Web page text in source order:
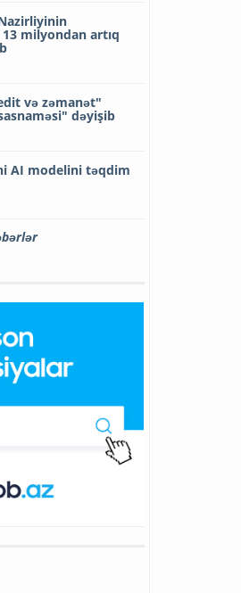
milyondan artıq
və zəmanət"
dəyişib
AI modelini təqdim